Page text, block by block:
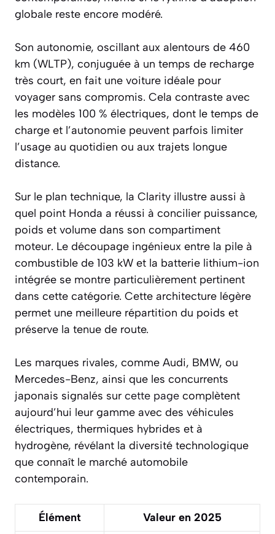
globale reste encore modéré.
Son autonomie, oscillant aux alentours de 460
km (WLTP), conjuguée à un temps de recharge
très court, en fait une voiture idéale pour
voyager sans compromis. Cela contraste avec
les modèles 100 % électriques, dont le temps de
charge et l’autonomie peuvent parfois limiter
l’usage au quotidien ou aux trajets longue
distance.
Sur le plan technique, la Clarity illustre aussi à
quel point Honda a réussi à concilier puissance,
poids et volume dans son compartiment
moteur. Le découpage ingénieux entre la pile à
combustible de 103 kW et la batterie lithium-ion
intégrée se montre particulièrement pertinent
dans cette catégorie. Cette architecture légère
permet une meilleure répartition du poids et
préserve la tenue de route.
Les marques rivales, comme Audi, BMW, ou
Mercedes-Benz, ainsi que les concurrents
japonais signalés sur cette page complètent
aujourd’hui leur gamme avec des véhicules
électriques, thermiques hybrides et à
hydrogène, révélant la diversité technologique
que connaît le marché automobile
contemporain.
Élément
Valeur en 2025